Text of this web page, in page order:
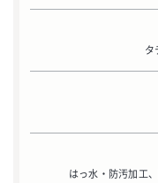
はっ水・防汚加工